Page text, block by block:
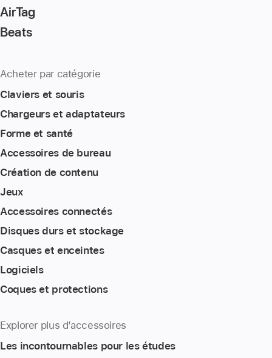
AirTag
Beats
Acheter par catégorie
Claviers et souris
Chargeurs et adaptateurs
Forme et santé
Accessoires de bureau
Création de contenu
Jeux
Accessoires connectés
Disques durs et stockage
Casques et enceintes
Logiciels
Coques et protections
Explorer plus d’accessoires
Les incontournables pour les études